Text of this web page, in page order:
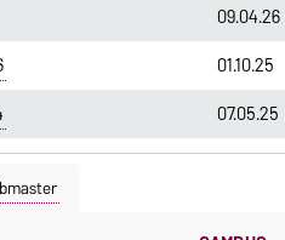
09.04.26
01.10.25
07.05.25